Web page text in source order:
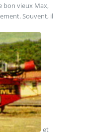
bon vieux Max,
Souvent, il
et